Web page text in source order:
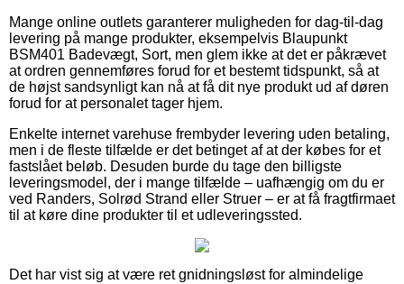
Mange online outlets garanterer muligheden for dag-til-dag
levering på mange produkter, eksempelvis Blaupunkt
BSM401 Badevægt, Sort, men glem ikke at det er påkrævet
at ordren gennemføres forud for et bestemt tidspunkt, så at
de højst sandsynligt kan nå at få dit nye produkt ud af døren
forud for at personalet tager hjem.
Enkelte internet varehuse frembyder levering uden betaling,
men i de fleste tilfælde er det betinget af at der købes for et
fastslået beløb. Desuden burde du tage den billigste
leveringsmodel, der i mange tilfælde – uafhængig om du er
ved Randers, Solrød Strand eller Struer – er at få fragtfirmaet
til at køre dine produkter til et udleveringssted.
Det har vist sig at være ret gnidningsløst for almindelige